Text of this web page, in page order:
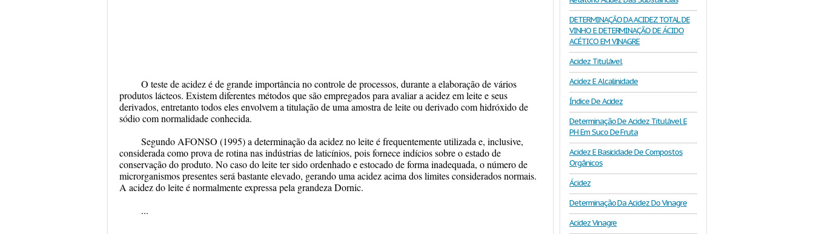
O teste de acidez é de grande importância no controle de processos, durante a elaboração de vários
produtos lácteos. Existem diferentes métodos que são empregados para avaliar a acidez em leite e seus
derivados, entretanto todos eles envolvem a titulação de uma amostra de leite ou derivado com hidróxido de
sódio com normalidade conhecida.
Segundo AFONSO (1995) a determinação da acidez no leite é frequentemente utilizada e, inclusive,
considerada como prova de rotina nas indústrias de laticínios, pois fornece indícios sobre o estado de
conservação do produto. No caso do leite ter sido ordenhado e estocado de forma inadequada, o número de
microrganismos presentes será bastante elevado, gerando uma acidez acima dos limites considerados normais.
A acidez do leite é normalmente expressa pela grandeza Dornic.
...
DETERMINAÇÃO DA ACIDEZ TOTAL DE
VINHO E DETERMINAÇÃO DE ÁCIDO
ACÉTICO EM VINAGRE
Acidez Titulável
Acidez E Alcalinidade
Índice De Acidez
Determinação De Acidez Titulável E
PH Em Suco De Fruta
Acidez E Basicidade De Compostos
Orgânicos
Ácidez
Determinação Da Acidez Do Vinagre
Acidez Vinagre